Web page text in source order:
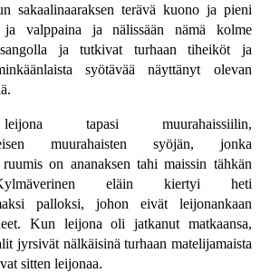
sakaalinaaraksen terävä kuono ja pieni
valppaina ja nälissään nämä kolme
ja tutkivat turhaan tiheiköt ja
syötävää näyttänyt olevan
tapasi muurahaissiilin,
muurahaisten syöjän, jonka
on ananaksen tahi maissin tähkän
eläin kiertyi heti
palloksi, johon eivät leijonankaan
Kun leijona oli jatkanut matkaansa,
jyrsivät nälkäisinä turhaan matelijamaista
sitten leijonaa.